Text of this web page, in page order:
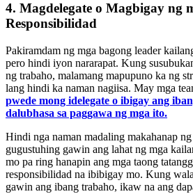
4. Magdelegate o Magbigay ng
Responsibilidad
Pakiramdam ng mga bagong leader
pero hindi iyon nararapat. Kung
ng trabaho, malamang mapupuno ka ng
lang hindi ka naman nagiisa. May mga
pwede mong idelegate o ibigay ang
dalubhasa sa paggawa ng mga ito.
Hindi nga naman madaling makahanap
gugustuhing gawin ang lahat ng mga
mo pa ring hanapin ang mga taong
responsibilidad na ibibigay mo. Kung
gawin ang ibang trabaho, ikaw na ang